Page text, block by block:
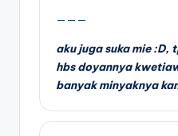
———
aku juga suka mie :D,
hbs doyannya
banyak minyaknya